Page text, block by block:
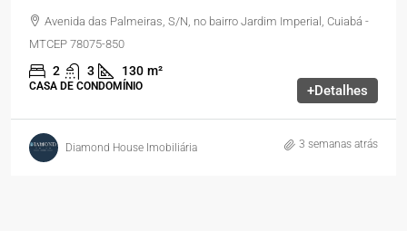
Avenida das Palmeiras, S/N, no bairro Jardim Imperial, Cuiabá -
MTCEP 78075-850
2 3 130 m²
CASA DE CONDOMÍNIO +Detalhes
Diamond House Imobiliária 3 semanas atrás